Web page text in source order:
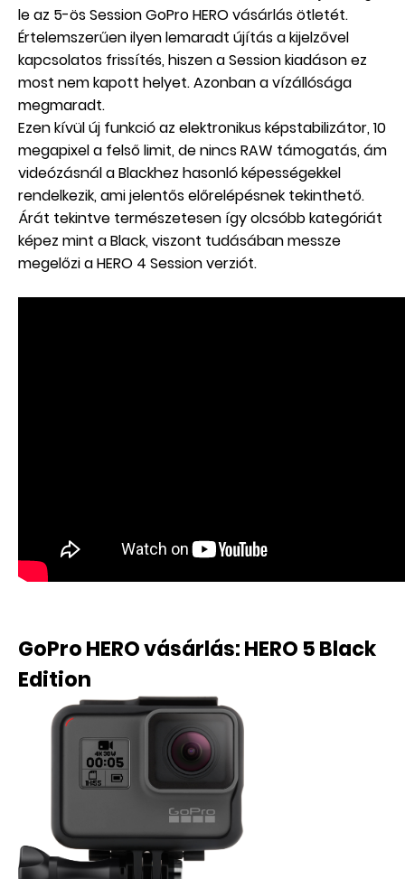
le az 5-ös Session GoPro HERO vásárlás ötletét.
Értelemszerűen ilyen lemaradt újítás a kijelzővel
kapcsolatos frissítés, hiszen a Session kiadáson ez
most nem kapott helyet. Azonban a vízállósága
megmaradt.
Ezen kívül új funkció az elektronikus képstabilizátor, 10
megapixel a felső limit, de nincs RAW támogatás, ám
videózásnál a Blackhez hasonló képességekkel
rendelkezik, ami jelentős előrelépésnek tekinthető.
Árát tekintve természetesen így olcsóbb kategóriát
képez mint a Black, viszont tudásában messze
megelőzi a HERO 4 Session verziót.
GoPro HERO vásárlás: HERO 5 Black
Edition